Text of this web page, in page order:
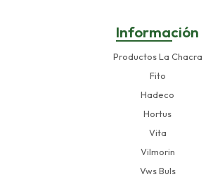
Información
Productos La Chacra
Fito
Hadeco
Hortus
Vita
Vilmorin
Vws Buls